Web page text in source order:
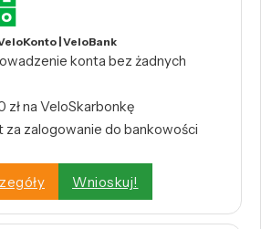
| VeloBank
konta bez żadnych
zł na VeloSkarbonkę
za zalogowanie do bankowości
Wnioskuj!